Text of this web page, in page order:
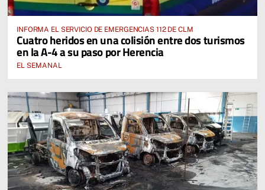
INFORMA EL SERVICIO DE EMERGENCIAS 112 DE CLM
Cuatro heridos en una colisión entre dos turismos
en la A-4 a su paso por Herencia
EL SEMANAL